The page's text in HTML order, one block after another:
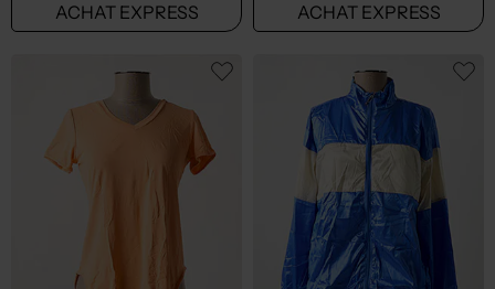
ACHAT EXPRESS ACHAT EXPRESS